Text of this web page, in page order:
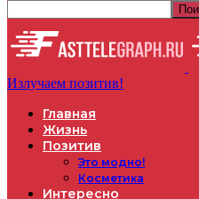
Излучаем позитив!
Главная
Жизнь
Позитив
Это модно!
Косметика
Интересно